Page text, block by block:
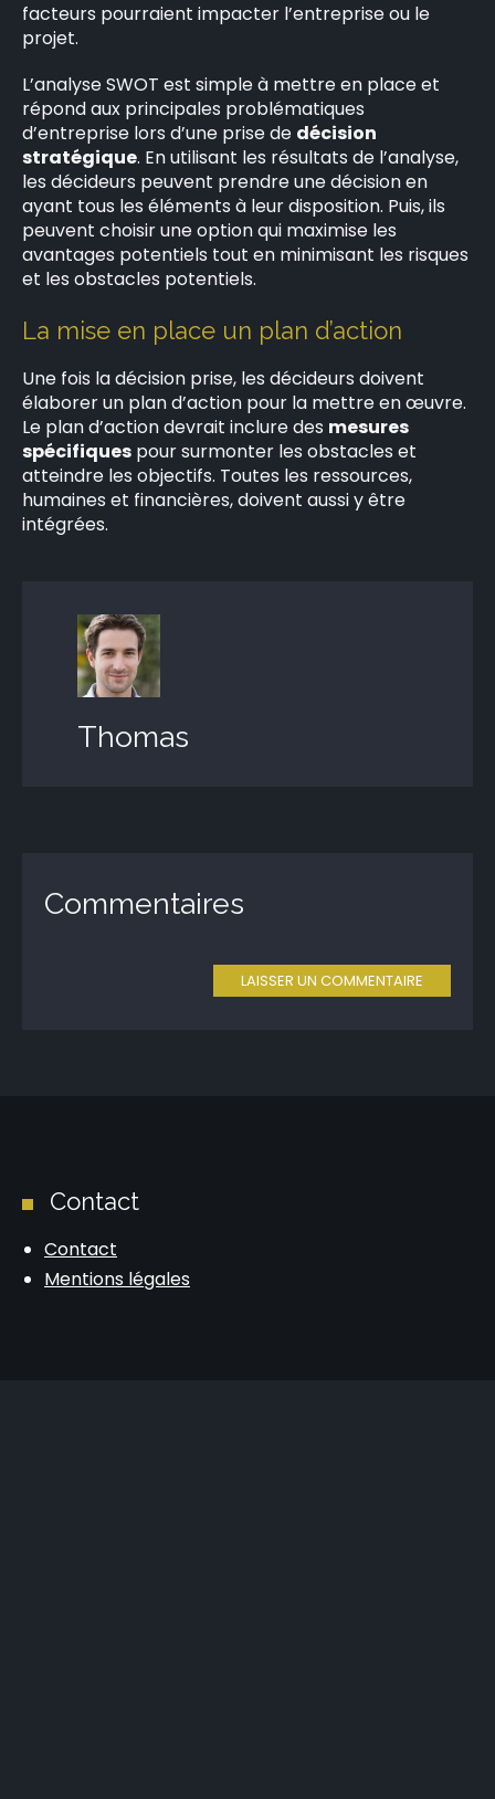
facteurs pourraient impacter l’entreprise ou le
projet.
L’analyse SWOT est simple à mettre en place et
répond aux principales problématiques
d’entreprise lors d’une prise de décision
stratégique. En utilisant les résultats de l’analyse,
les décideurs peuvent prendre une décision en
ayant tous les éléments à leur disposition. Puis, ils
peuvent choisir une option qui maximise les
avantages potentiels tout en minimisant les risques
et les obstacles potentiels.
La mise en place un plan d’action
Une fois la décision prise, les décideurs doivent
élaborer un plan d’action pour la mettre en œuvre.
Le plan d’action devrait inclure des mesures
spécifiques pour surmonter les obstacles et
atteindre les objectifs. Toutes les ressources,
humaines et financières, doivent aussi y être
intégrées.
Thomas
Commentaires
LAISSER UN COMMENTAIRE
Contact
Contact
Mentions légales